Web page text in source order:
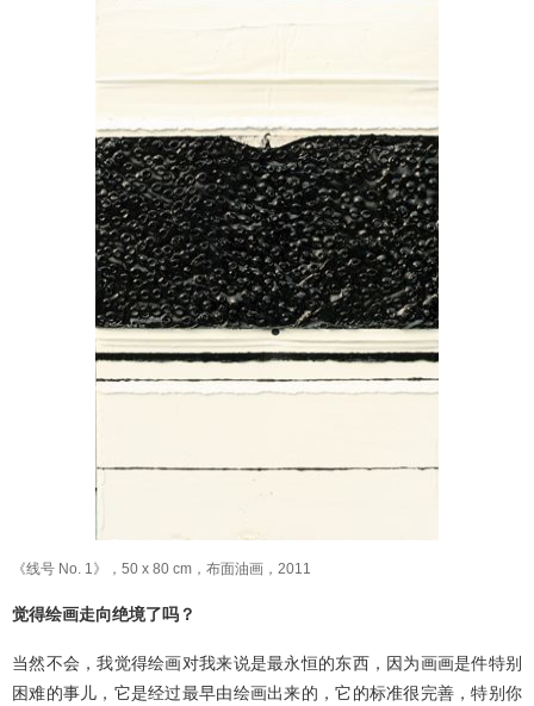
《线号 No. 1》，50 x 80 cm，布面油画，2011
觉得绘画走向绝境了吗？
当然不会，我觉得绘画对我来说是最永恒的东西，因为画画是件特别
困难的事儿，它是经过最早由绘画出来的，它的标准很完善，特别你